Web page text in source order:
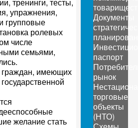
упражнения,
групповые
ролевых
числе
семьями,
граждан, имеющих
желание стать
Документы
паспорт
рынок
торговые
объекты
(НТО)